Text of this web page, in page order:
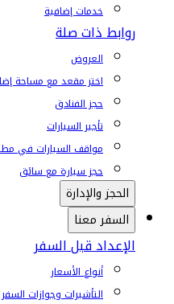
خدمات إضافية
روابط ذات صلة
العروض
اختر مقعد مع مساحة
حجز الفنادق
تأجير السيارات
مواقف السيارات في
حجز سيارة مع سائق
الحجز والإدارة
السفر معنا
الإعداد قبل السفر
أنواع الأسعار
التأشيرات وجوازات السفر